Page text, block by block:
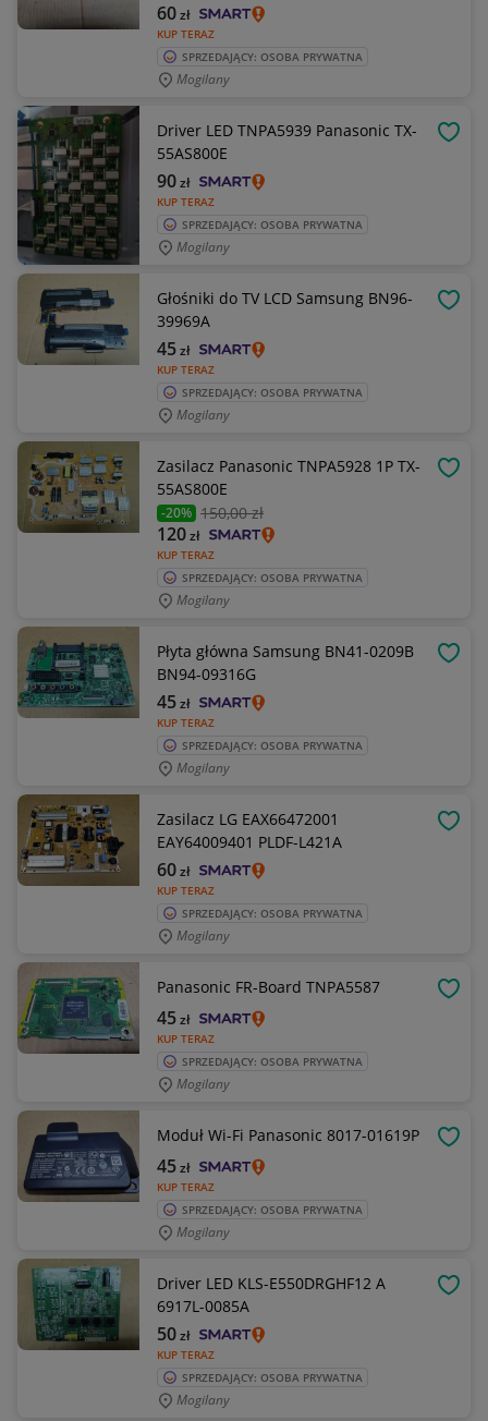
KUP TERAZ
60zł
SPRZEDAJĄCY: OSOBA PRYWATNA
Mogilany
Driver LED TNPA5939 Panasonic TX-
55AS800E
KUP TERAZ
90zł
SPRZEDAJĄCY: OSOBA PRYWATNA
Mogilany
Głośniki do TV LCD Samsung BN96-
39969A
KUP TERAZ
45zł
SPRZEDAJĄCY: OSOBA PRYWATNA
Mogilany
Zasilacz Panasonic TNPA5928 1P TX-
55AS800E
-20% 150,00 zł
KUP TERAZ
120zł
SPRZEDAJĄCY: OSOBA PRYWATNA
Mogilany
Płyta główna Samsung BN41-0209B
BN94-09316G
KUP TERAZ
45zł
SPRZEDAJĄCY: OSOBA PRYWATNA
Mogilany
Zasilacz LG EAX66472001
EAY64009401 PLDF-L421A
KUP TERAZ
60zł
SPRZEDAJĄCY: OSOBA PRYWATNA
Mogilany
Panasonic FR-Board TNPA5587
KUP TERAZ
45zł
SPRZEDAJĄCY: OSOBA PRYWATNA
Mogilany
Moduł Wi-Fi Panasonic 8017-01619P
KUP TERAZ
45zł
SPRZEDAJĄCY: OSOBA PRYWATNA
Mogilany
Driver LED KLS-E550DRGHF12 A
6917L-0085A
KUP TERAZ
50zł
SPRZEDAJĄCY: OSOBA PRYWATNA
Mogilany